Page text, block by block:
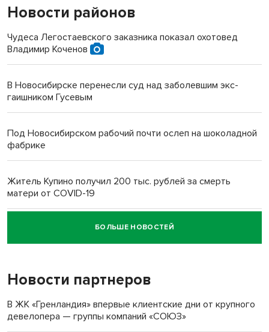
Новости районов
Чудеса Легостаевского заказника показал охотовед
Владимир Коченов
В Новосибирске перенесли суд над заболевшим экс-
гаишником Гусевым
Под Новосибирском рабочий почти ослеп на шоколадной
фабрике
Житель Купино получил 200 тыс. рублей за смерть
матери от COVID-19
Новосибирский суд наказал водителя за смерть
пенсионерки на вокзале
«Мы живём на пастбище!»: в новосибирском селе лошади
терроризируют жителей
Инвалид получил условный срок за избиение врачей
БОЛЬШЕ НОВОСТЕЙ
Новости партнеров
В ЖК «Гренландия» впервые клиентские дни от крупного
девелопера — группы компаний «СОЮЗ»